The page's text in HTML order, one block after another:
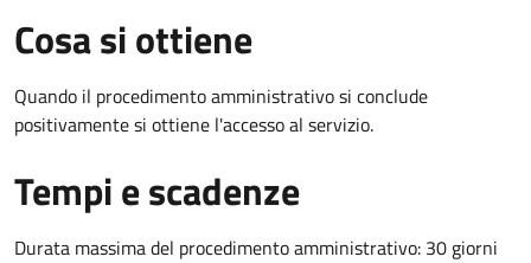
Cosa si ottiene
Quando il procedimento amministrativo si conclude
positivamente si ottiene l'accesso al servizio.
Tempi e scadenze
Durata massima del procedimento amministrativo: 30 giorni